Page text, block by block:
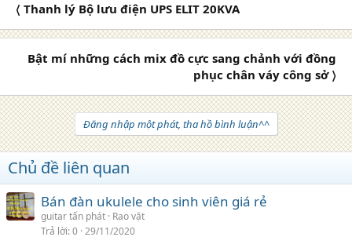
〈 Thanh lý Bộ lưu điện UPS ELIT 20KVA
Bật mí những cách mix đồ cực sang chảnh với đồng
phục chân váy công sở 〉
Đăng nhập một phát, tha hồ bình luận^^
Chủ đề liên quan
Bán đàn ukulele cho sinh viên giá rẻ
guitar tấn phát Rao vặt
Trả lời 0 29/11/2020